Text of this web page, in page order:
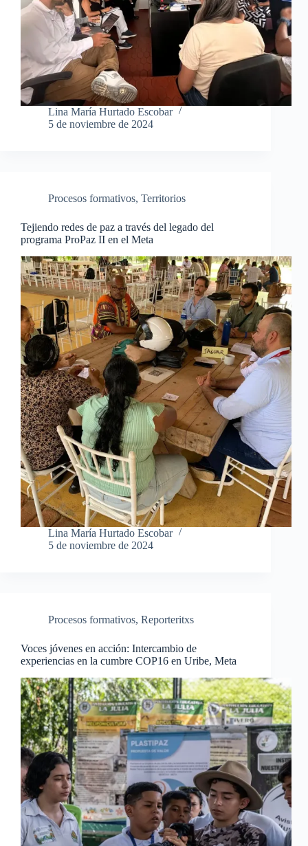
Lina María Hurtado Escobar
5 de noviembre de 2024
Procesos formativos, Territorios
Tejiendo redes de paz a través del legado del
programa ProPaz II en el Meta
Lina María Hurtado Escobar
5 de noviembre de 2024
Procesos formativos, Reporteritxs
Voces jóvenes en acción: Intercambio de
experiencias en la cumbre COP16 en Uribe, Meta